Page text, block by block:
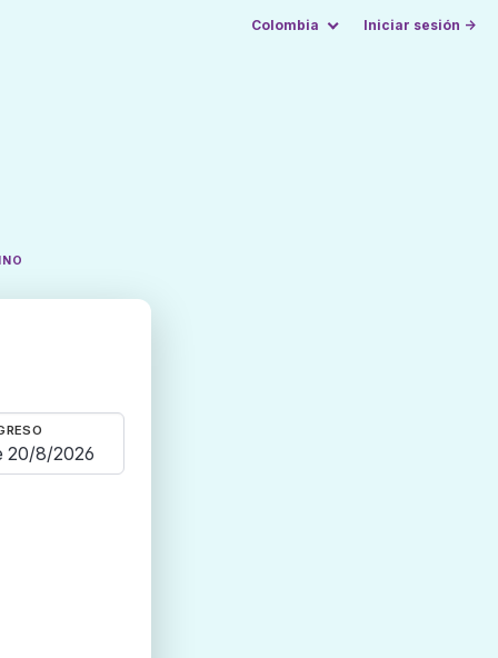
Colombia Iniciar sesión →